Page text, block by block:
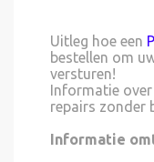
Uitleg hoe een
bestellen om
versturen!
Informatie
repairs zonder
Informatie